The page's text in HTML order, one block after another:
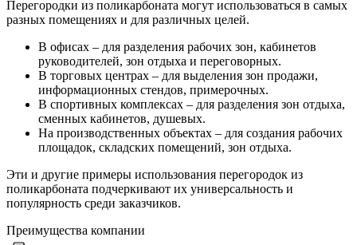
Перегородки из поликарбоната могут использоваться в самых
разных помещениях и для различных целей.
В офисах – для разделения рабочих зон, кабинетов
руководителей, зон отдыха и переговорных.
В торговых центрах – для выделения зон продажи,
информационных стендов, примерочных.
В спортивных комплексах – для разделения зон отдыха,
сменных кабинетов, душевых.
На производственных объектах – для создания рабочих
площадок, складских помещений, зон отдыха.
Эти и другие примеры использования перегородок из
поликарбоната подчеркивают их универсальность и
популярность среди заказчиков.
Преимущества компании